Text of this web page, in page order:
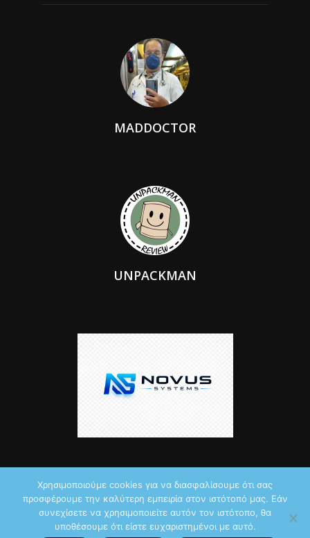
MADDOCTOR
UNPACKMAN
© 2026 by iTechNews.gr
Χρησιμοποιούμε cookies για να διασφαλίσουμε ότι σας
προσφέρουμε την καλύτερη εμπειρία στον ιστότοπό μας. Εάν
συνεχίσετε να χρησιμοποιείτε αυτόν τον ιστότοπο, θα
υποθέσουμε ότι είστε ευχαριστημένοι με αυτό.